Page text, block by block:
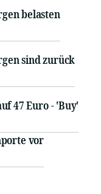
belasten
sind zurück
47 Euro - 'Buy'
vor